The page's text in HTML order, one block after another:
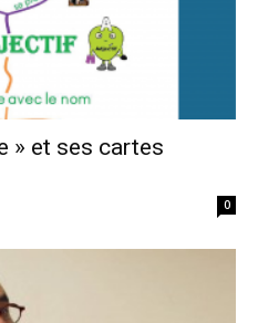
» et ses cartes
0